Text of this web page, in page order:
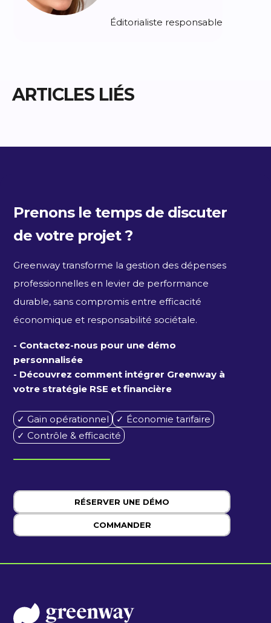
Éditorialiste responsable
ARTICLES LIÉS
Prenons le temps de discuter
de votre projet ?
Greenway transforme la gestion des dépenses
professionnelles en levier de performance
durable, sans compromis entre efficacité
économique et responsabilité sociétale.
- Contactez-nous pour une démo
personnalisée
- Découvrez comment intégrer Greenway à
votre stratégie RSE et financière
✓ Gain opérationnel
✓ Économie tarifaire
✓ Contrôle & efficacité
RÉSERVER UNE DÉMO
COMMANDER